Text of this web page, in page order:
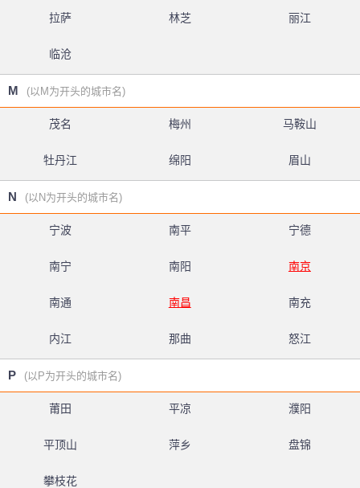
拉萨 林芝 丽江
临沧
M (以M为开头的城市名)
茂名 梅州 马鞍山
牡丹江 绵阳 眉山
N (以N为开头的城市名)
宁波 南平 宁德
南宁 南阳 南京
南通 南昌 南充
内江 那曲 怒江
P (以P为开头的城市名)
莆田 平凉 濮阳
平顶山 萍乡 盘锦
攀枝花